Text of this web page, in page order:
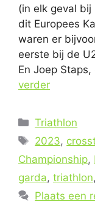
(in elk geval
dit Europees
waren er
eerste bij de
En Joep
verder
Categorieën
Triathlon
Tags
2023,
Championship,
garda, triathlon,
Plaats een